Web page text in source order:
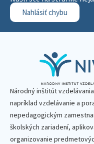
Nahlásiť chybu
Národný inštitút
napríklad vzdelávanie a
nepedagogickým
školských zariadení,
organizovanie